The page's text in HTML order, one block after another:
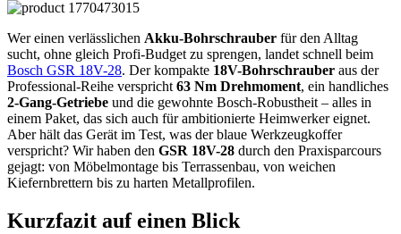
Wer einen verlässlichen Akku-Bohrschrauber für den Alltag
sucht, ohne gleich Profi-Budget zu sprengen, landet schnell beim
Bosch GSR 18V-28. Der kompakte 18V-Bohrschrauber aus der
Professional-Reihe verspricht 63 Nm Drehmoment, ein handliches
2-Gang-Getriebe und die gewohnte Bosch-Robustheit – alles in
einem Paket, das sich auch für ambitionierte Heimwerker eignet.
Aber hält das Gerät im Test, was der blaue Werkzeugkoffer
verspricht? Wir haben den GSR 18V-28 durch den Praxisparcours
gejagt: von Möbelmontage bis Terrassenbau, von weichen
Kiefernbrettern bis zu harten Metallprofilen.
Kurzfazit auf einen Blick